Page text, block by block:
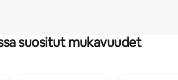
suositut mukavuudet